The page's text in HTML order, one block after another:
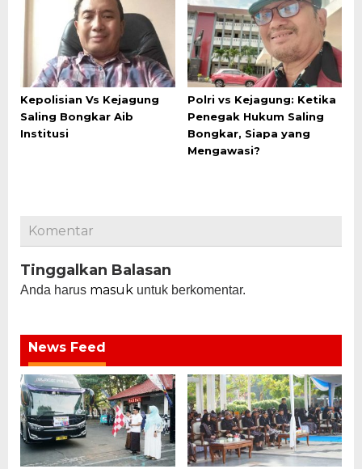
Kepolisian Vs Kejagung
Saling Bongkar Aib
Institusi
Polri vs Kejagung: Ketika
Penegak Hukum Saling
Bongkar, Siapa yang
Mengawasi?
Komentar
Tinggalkan Balasan
Anda harus masuk untuk berkomentar.
News Feed